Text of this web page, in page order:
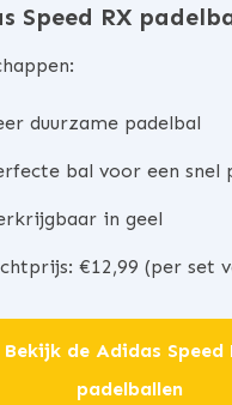
Speed RX
duurzame padelbal
bal voor een snel
in geel
€12,99 (per set
Bekijk de Adidas Speed
padelballen